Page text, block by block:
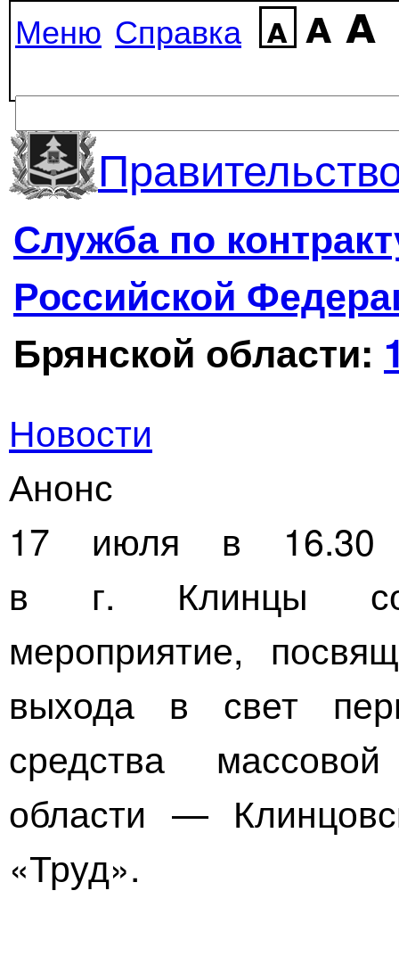
Меню Справка
Служба по
Российской
Брянской области:
Новости
Анонс
17 июля в 16.30
в г. Клинцы
мероприятие,
выхода в свет
средства
области —
«Труд».